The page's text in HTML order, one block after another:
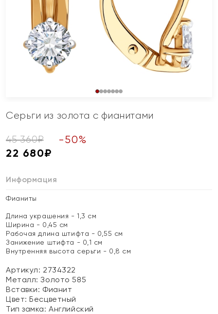
Серьги из золота с фианитами
45 360₽ -50%
22 680₽
Информация
Фианиты
Длина украшения - 1,3 см
Ширина - 0,45 см
Рабочая длина штифта - 0,55 см
Занижение штифта - 0,1 см
Внутренняя высота серьги - 0,8 см
Артикул: 2734322
Металл:Золото 585
Вставки: Фианит
Цвет:Бесцветный
Тип замка:Английский